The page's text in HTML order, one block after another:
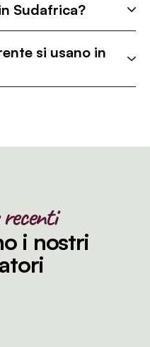
Sudafrica?
si usano in
i nostri